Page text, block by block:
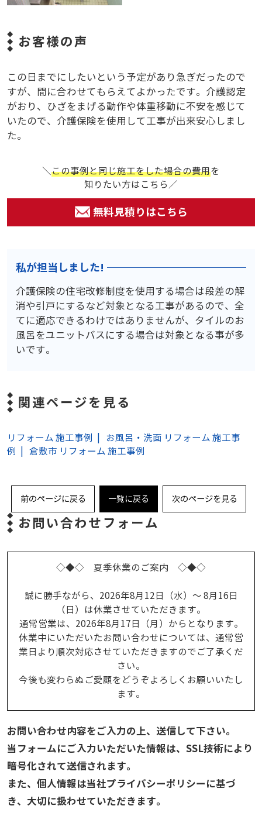
お客様の声
この日までにしたいという予定があり急ぎだったので
すが、間に合わせてもらえてよかったです。介護認定
がおり、ひざをまげる動作や体重移動に不安を感じて
いたので、介護保険を使用して工事が出来安心しまし
た。
＼この事例と同じ施工をした場合の費用を
知りたい方はこちら／
無料見積りはこちら
私が担当しました!
介護保険の住宅改修制度を使用する場合は段差の解
消や引戸にするなど対象となる工事があるので、全
てに適応できるわけではありませんが、タイルのお
風呂をユニットバスにする場合は対象となる事が多
いです。
関連ページを見る
リフォーム 施工事例
お風呂・洗面 リフォーム 施工事
例
倉敷市 リフォーム 施工事例
前のページに戻る 一覧に戻る 次のページを見る
お問い合わせフォーム
◇◆◇ 夏季休業のご案内 ◇◆◇
誠に勝手ながら、2026年8月12日（水）～ 8月16日
（日）は休業させていただきます。
通常営業は、2026年8月17日（月）からとなります。
休業中にいただいたお問い合わせについては、通常営
業日より順次対応させていただきますのでご了承くだ
さい。
今後も変わらぬご愛顧をどうぞよろしくお願いいたし
ます。
お問い合わせ内容をご入力の上、送信して下さい。
当フォームにご入力いただいた情報は、SSL技術により
暗号化されて送信されます。
また、個人情報は当社プライバシーポリシーに基づ
き、大切に扱わせていただきます。